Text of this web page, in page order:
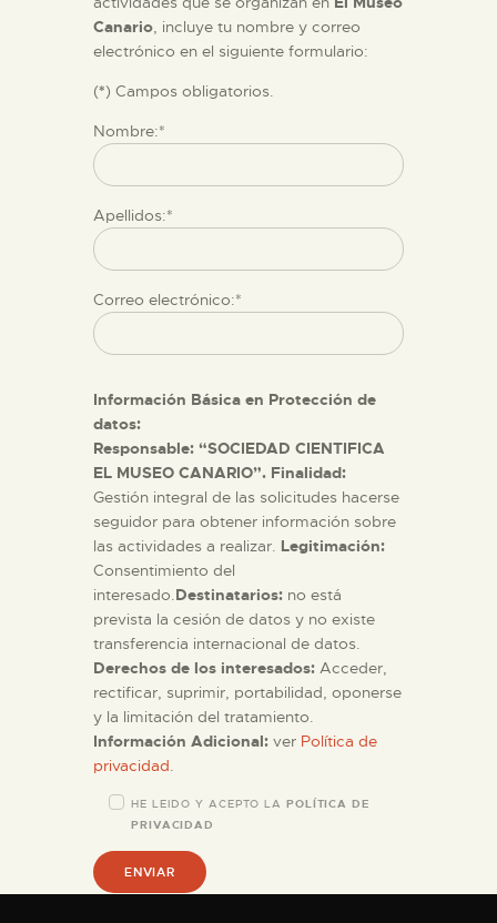
EXHIBITION AND
COLLECTIONS
CENTRO DE
DOCUMENTACIÓN
ENGLISH
Canario, incluye tu nombre y correo
electrónico en el siguiente formulario:
(*) Campos obligatorios.
Nombre:*
Apellidos:*
Correo electrónico:*
Información Básica en Protección de
datos:
Responsable: “SOCIEDAD CIENTIFICA
EL MUSEO CANARIO”. Finalidad:
Gestión integral de las solicitudes hacerse
seguidor para obtener información sobre
las actividades a realizar. Legitimación:
Consentimiento del
interesado.Destinatarios: no está
prevista la cesión de datos y no existe
transferencia internacional de datos.
Derechos de los interesados: Acceder,
rectificar, suprimir, portabilidad, oponerse
y la limitación del tratamiento.
Información Adicional: ver Política de
privacidad.
HE LEIDO Y ACEPTO LA POLÍTICA DE
PRIVACIDAD